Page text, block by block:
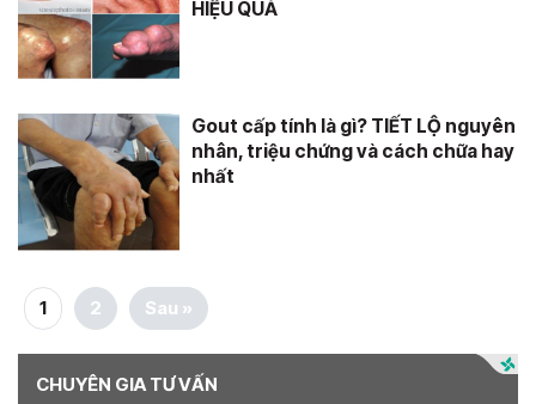
HIỆU QUẢ
Gout cấp tính là gì? TIẾT LỘ nguyên
nhân, triệu chứng và cách chữa hay
nhất
1 2 Sau »
CHUYÊN GIA TƯ VẤN